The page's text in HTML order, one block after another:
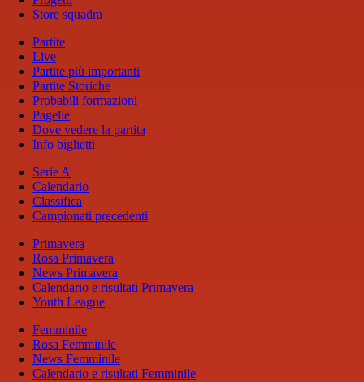
Store squadra
Partite
Live
Partite più importanti
Partite Storiche
Probabili formazioni
Pagelle
Dove vedere la partita
Info biglietti
Serie A
Calendario
Classifica
Campionati precedenti
Primavera
Rosa Primavera
News Primavera
Calendario e risultati Primavera
Youth League
Femminile
Rosa Femminile
News Femminile
Calendario e risultati Femminile